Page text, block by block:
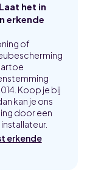
het in
erkende
of
Koop je bij
kan je ons
door een
erkende